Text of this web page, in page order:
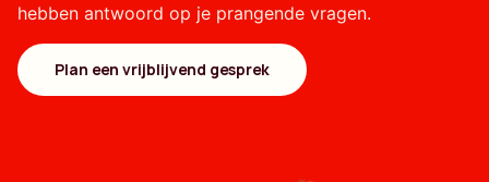
hebben antwoord op je prangende vragen.
Plan een vrijblijvend gesprek